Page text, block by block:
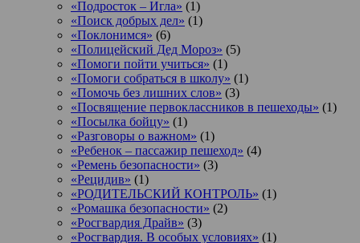
«Подросток ‒ Игла» (1)
«Поиск добрых дел» (1)
«Поклонимся» (6)
«Полицейский Дед Мороз» (5)
«Помоги пойти учиться» (1)
«Помоги собраться в школу» (1)
«Помочь без лишних слов» (3)
«Посвящение первоклассников в пешеходы» (1)
«Посылка бойцу» (1)
«Разговоры о важном» (1)
«Ребенок – пассажир пешеход» (4)
«Ремень безопасности» (3)
«Рецидив» (1)
«РОДИТЕЛЬСКИЙ КОНТРОЛЬ» (1)
«Ромашка безопасности» (2)
«Росгвардия Драйв» (3)
«Росгвардия. В особых условиях» (1)